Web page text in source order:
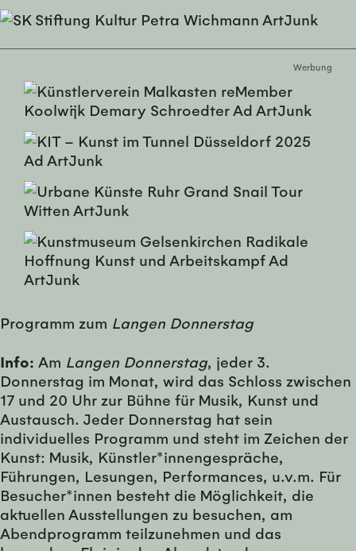
Werbung
Programm zum Langen Donnerstag
Info: Am Langen Donnerstag, jeder 3.
Donnerstag im Monat, wird das Schloss zwischen
17 und 20 Uhr zur Bühne für Musik, Kunst und
Austausch. Jeder Donnerstag hat sein
individuelles Programm und steht im Zeichen der
Kunst: Musik, Künstler*innengespräche,
Führungen, Lesungen, Performances, u.v.m. Für
Besucher*innen besteht die Möglichkeit, die
aktuellen Ausstellungen zu besuchen, am
Abendprogramm teilzunehmen und das